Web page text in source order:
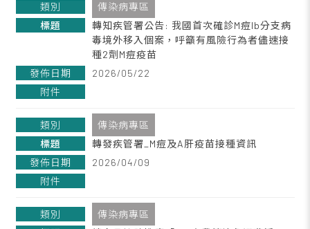
傳染病專區
轉知疾管署公告: 我國首次確診M痘Ib分支病
毒境外移入個案，呼籲有風險行為者儘速接
種2劑M痘疫苗
2026/05/22
傳染病專區
轉發疾管署_M痘及A肝疫苗接種資訊
2026/04/09
傳染病專區